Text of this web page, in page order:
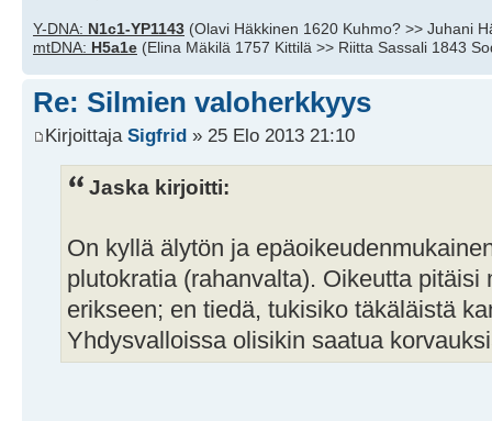
Y-DNA: N1c1-YP1143 (Olavi Häkkinen 1620 Kuhmo? >> Juhani
mtDNA: H5a1e (Elina Mäkilä 1757 Kittilä >> Riitta Sassali 1843
Re: Silmien valoherkkyys
Kirjoittaja Sigfrid » 25 Elo 2013 21:10
Jaska kirjoitti:
On kyllä älytön ja
plutokratia (rahanvalta). Oikeutta pitäisi
erikseen; en tiedä, tukisiko täkäläistä
Yhdysvalloissa olisikin saatua